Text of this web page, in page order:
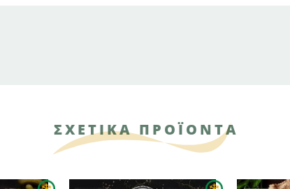
ΣΧΕΤΙΚΑ ΠΡΟΪΟΝΤΑ